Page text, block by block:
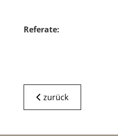
Referate:
zurück